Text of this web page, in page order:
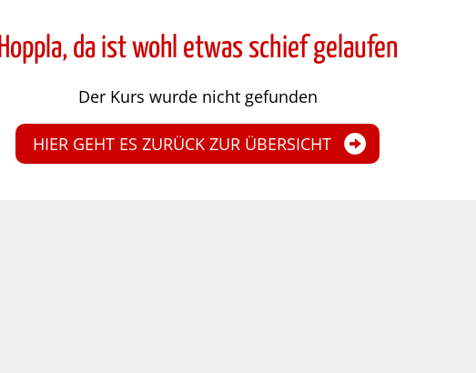
Hoppla, da ist wohl etwas schief gelaufen
Der Kurs wurde nicht gefunden
HIER GEHT ES ZURÜCK ZUR ÜBERSICHT